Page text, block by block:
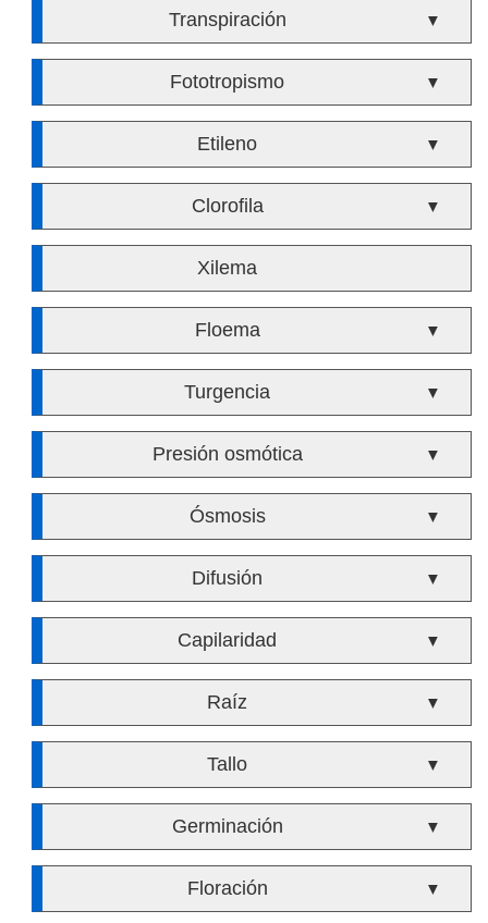
Transpiración ▼
Fototropismo ▼
Etileno ▼
Clorofila ▼
Xilema
Floema ▼
Turgencia ▼
Presión osmótica ▼
Ósmosis ▼
Difusión ▼
Capilaridad ▼
Raíz ▼
Tallo ▼
Germinación ▼
Floración ▼